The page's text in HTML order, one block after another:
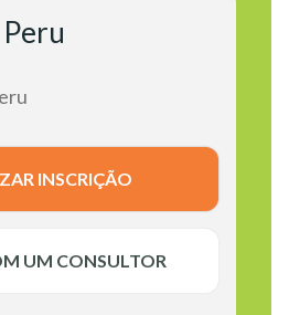
INSCRIÇÃO
UM CONSULTOR